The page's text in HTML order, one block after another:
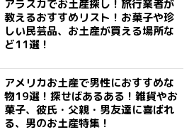
アラスカでお土産探し！旅行業者が
教えるおすすめリスト！お菓子や珍
しい民芸品、お土産が買える場所な
ど11選！
アメリカお土産で男性におすすめな
物19選！探せばあるある！雑貨やお
菓子、彼氏・父親・男友達に喜ばれ
る、男のお土産特集！